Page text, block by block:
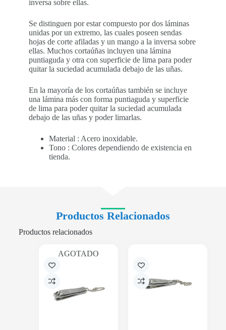
inversa sobre ellas.
Se distinguen por estar compuesto por dos láminas
unidas por un extremo, las cuales poseen sendas
hojas de corte afiladas y un mango a la inversa sobre
ellas. Muchos cortaúñas incluyen una lámina
puntiaguda y otra con superficie de lima para poder
quitar la suciedad acumulada debajo de las uñas.
En la mayoría de los cortaúñas también se incluye
una lámina más con forma puntiaguda y superficie
de lima para poder quitar la suciedad acumulada
debajo de las uñas y poder limarlas.
Material : Acero inoxidable.
Tono : Colores dependiendo de existencia en
tienda.
Productos Relacionados
Productos relacionados
AGOTADO